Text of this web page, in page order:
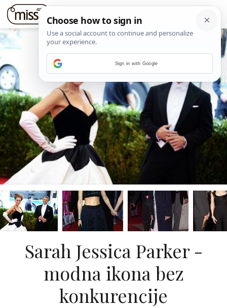
Sarah Jessica Parker -
modna ikona bez
konkurencije
Sign in with Google